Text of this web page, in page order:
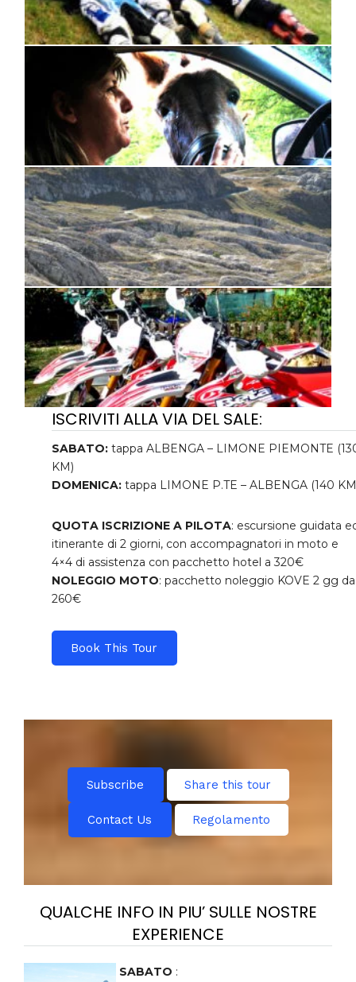
ISCRIVITI ALLA VIA DEL SALE:
SABATO:tappa ALBENGA – LIMONE PIEMONTE
KM)
DOMENICA:tappa LIMONE P.TE – ALBENGA (140
QUOTA ISCRIZIONE A PILOTA: escursione guidata
itinerante di 2 giorni, con accompagnatori in moto e
4×4 di assistenza con pacchetto hotel a 320€
NOLEGGIO MOTO: pacchetto noleggio KOVE 2 gg da
260€
Book This Tour
Subscribe Share this tour
Contact Us Regolamento
QUALCHE INFO IN PIU’ SULLE NOSTRE
EXPERIENCE
SABATO :